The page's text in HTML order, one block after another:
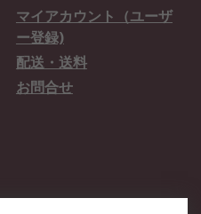
マイアカウント（ユーザ
ー登録)
配送・送料
お問合せ